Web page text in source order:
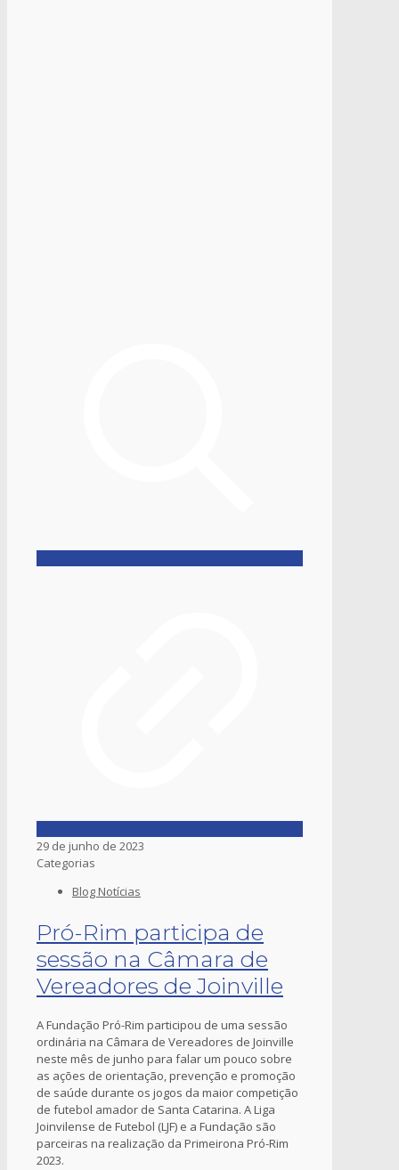
29 de junho de 2023
Categorias
Blog Notícias
Pró-Rim participa de
sessão na Câmara de
Vereadores de Joinville
A Fundação Pró-Rim participou de uma sessão
ordinária na Câmara de Vereadores de Joinville
neste mês de junho para falar um pouco sobre
as ações de orientação, prevenção e promoção
de saúde durante os jogos da maior competição
de futebol amador de Santa Catarina. A Liga
Joinvilense de Futebol (LJF) e a Fundação são
parceiras na realização da Primeirona Pró-Rim
2023.